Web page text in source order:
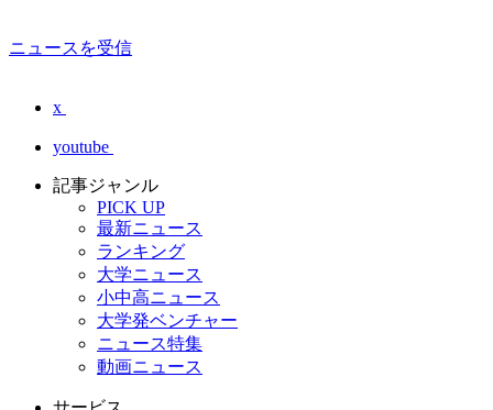
ニュースを受信
x
youtube
記事ジャンル
PICK UP
最新ニュース
ランキング
大学ニュース
小中高ニュース
大学発ベンチャー
ニュース特集
動画ニュース